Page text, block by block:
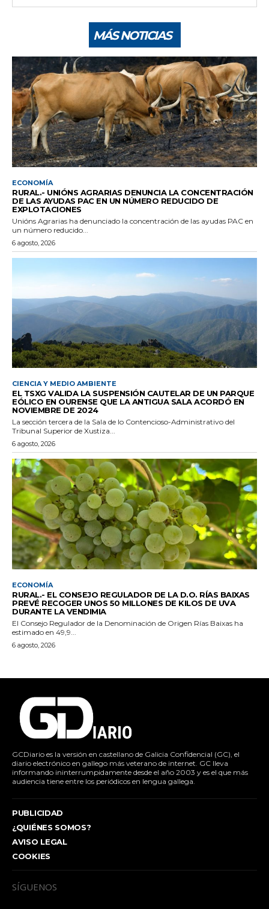
MÁS NOTICIAS
ECONOMÍA
RURAL.- UNIÓNS AGRARIAS DENUNCIA LA CONCENTRACIÓN
DE LAS AYUDAS PAC EN UN NÚMERO REDUCIDO DE
EXPLOTACIONES
Unións Agrarias ha denunciado la concentración de las ayudas PAC en
un número reducido...
6 agosto, 2026
CIENCIA Y MEDIO AMBIENTE
EL TSXG VALIDA LA SUSPENSIÓN CAUTELAR DE UN PARQUE
EÓLICO EN OURENSE QUE LA ANTIGUA SALA ACORDÓ EN
NOVIEMBRE DE 2024
La sección tercera de la Sala de lo Contencioso-Administrativo del
Tribunal Superior de Xustiza...
6 agosto, 2026
ECONOMÍA
RURAL.- EL CONSEJO REGULADOR DE LA D.O. RÍAS BAIXAS
PREVÉ RECOGER UNOS 50 MILLONES DE KILOS DE UVA
DURANTE LA VENDIMIA
El Consejo Regulador de la Denominación de Origen Rías Baixas ha
estimado en 49,9...
6 agosto, 2026
GCDiario es la versión en castellano de Galicia Confidencial (GC), el
diario electrónico en gallego más veterano de internet. GC lleva
informando ininterrumpidamente desde el año 2003 y es el que más
audiencia tiene entre los periódicos en lengua gallega.
PUBLICIDAD
¿QUIÉNES SOMOS?
AVISO LEGAL
COOKIES
SÍGUENOS